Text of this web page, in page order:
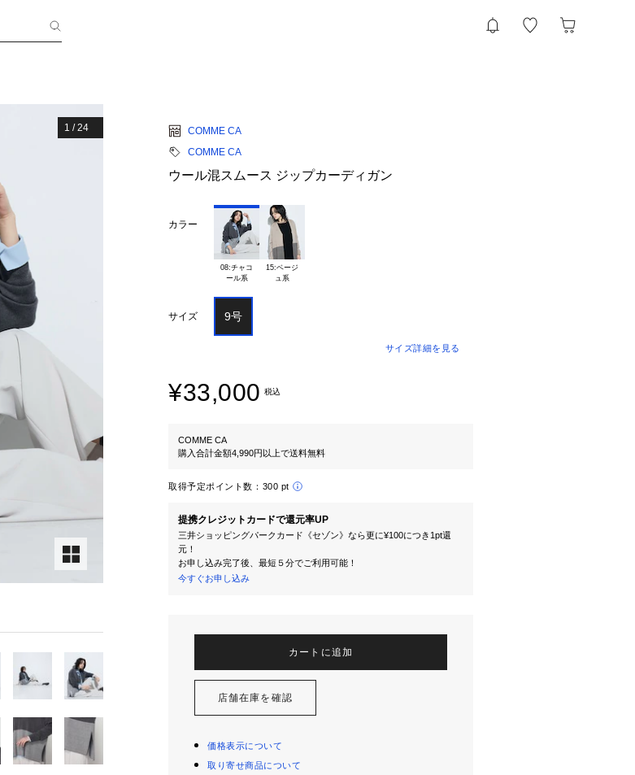
1 /24
COMME CA
COMME CA
ウール混スムース ジップカーディガン
カラー
08:チャコ
ール系
15:ベージ
サイズ 9号
サイズ詳細を見る
¥33,000 税込
COMME CA
購入合計金額4,990円以上で送料無料
取得予定ポイント数： 300 pt
提携クレジットカードで還元率UP
三井ショッピングパークカード《セゾン》なら更に¥100につき1pt還
元！
お申し込み完了後、最短５分でご利用可能！
今すぐお申し込み
カートに追加
店舗在庫を確認
価格表示について
取り寄せ商品について